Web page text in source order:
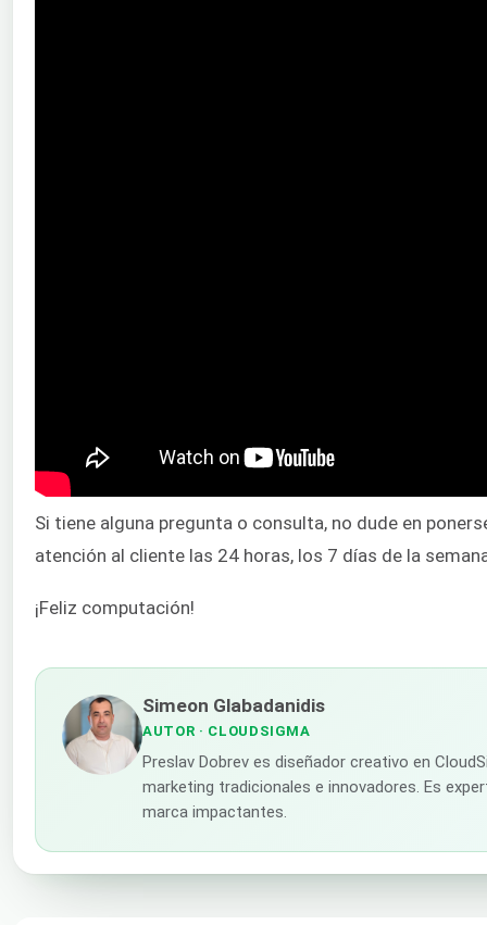
Si tiene alguna pregunta o consulta, no dude en
atención al cliente las 24 horas, los 7 días de la
¡Feliz computación!
Simeon Glabadanidis
AUTOR · CLOUDSIGMA
Preslav Dobrev es diseñador creativo en
marketing tradicionales e innovadores. Es
marca impactantes.